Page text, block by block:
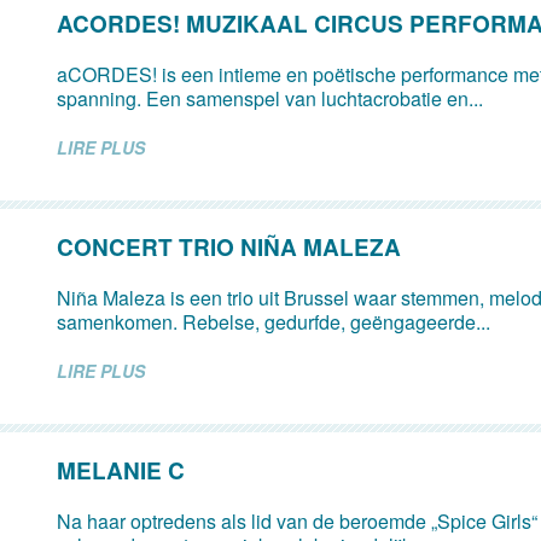
ACORDES! MUZIKAAL CIRCUS
aCORDES! is een intieme en poëtische performance
spanning. Een samenspel van luchtacrobatie en...
LIRE PLUS
CONCERT TRIO NIÑA MALEZA
Niña Maleza is een trio uit Brussel waar stemmen,
samenkomen. Rebelse, gedurfde, geëngageerde...
LIRE PLUS
MELANIE C
Na haar optredens als lid van de beroemde „Spice